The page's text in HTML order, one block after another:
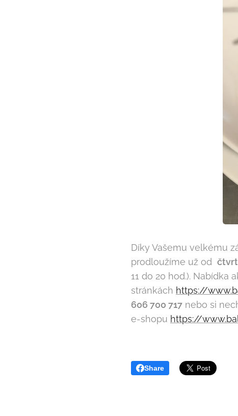
Díky Vašemu velkému
prodloužíme už od
11 do 20 hod.).
stránkách https://
606 700 717 nebo si
e-shopu https://
Share